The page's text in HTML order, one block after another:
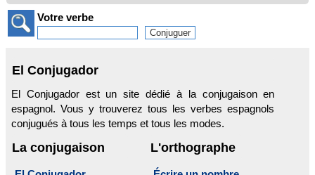
Votre verbe
El Conjugador
El Conjugador est un site dédié à la conjugaison en
espagnol. Vous y trouverez tous les verbes espagnols
conjugués à tous les temps et tous les modes.
La conjugaison L'orthographe